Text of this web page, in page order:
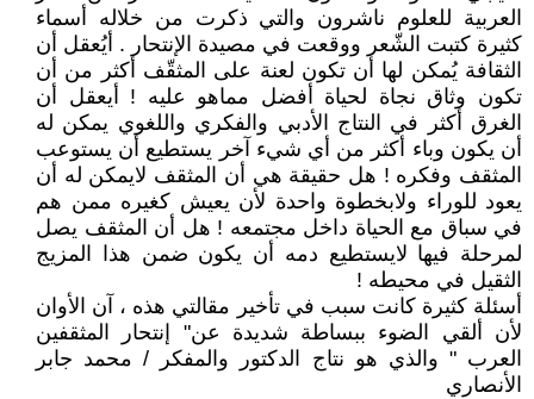
العربية للعلوم ناشرون والتي ذكرت من خلاله أسماء
كثيرة كتبت الشّعر ووقعت في مصيدة الإنتحار . أيُعقل أن
الثقافة يُمكن لها أن تكون لعنة على المثقّف أكثر من أن
تكون وثاق نجاة لحياة أفضل مماهو عليه ! أيعقل أن
الغرق أكثر في النتاج الأدبي والفكري واللغوي يمكن له
أن يكون وباء أكثر من أي شيء آخر يستطيع أن يستوعب
المثقف وفكره ! هل حقيقة هي أن المثقف لايمكن له أن
يعود للوراء ولابخطوة واحدة لأن يعيش كغيره ممن هم
في سباق مع الحياة داخل مجتمعه ! هل أن المثقف يصل
لمرحلة فيها لايستطيع دمه أن يكون ضمن هذا المزيج
الثقيل في محيطه !
أسئلة كثيرة كانت سبب في تأخير مقالتي هذه ، آن الأوان
لأن ألقي الضوء ببساطة شديدة عن" إنتحار المثقفين
العرب " والذي هو نتاج الدكتور والمفكر / محمد جابر
الأنصاري